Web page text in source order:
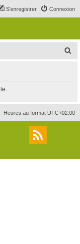
Connexion
S’enregistrer
r
c
r
Heures au format UTC+02:00